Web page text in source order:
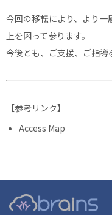
今回の移転により、より
上を図って参ります。
今後とも、ご支援、ご指導
【参考リンク】
Access Map